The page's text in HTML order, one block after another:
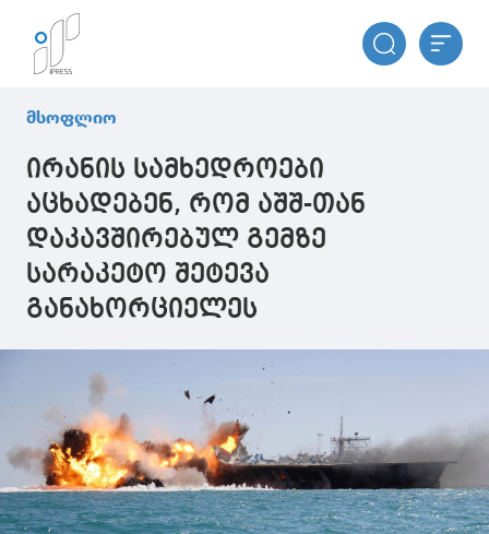
მსოფლიო
ირანის სამხედროები
აცხადებენ, რომ აშშ-თან
დაკავშირებულ გემზე
სარაკეტო შეტევა
განახორციელეს